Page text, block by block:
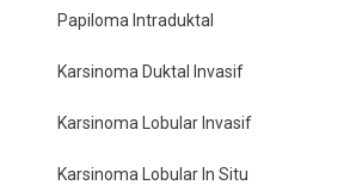
Papiloma Intraduktal
Karsinoma Duktal Invasif
Karsinoma Lobular Invasif
Karsinoma Lobular In Situ